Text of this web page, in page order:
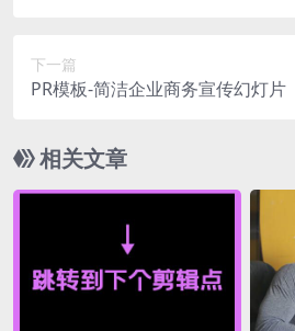
下一篇
PR模板-简洁企业商务宣传幻灯片
相关文章